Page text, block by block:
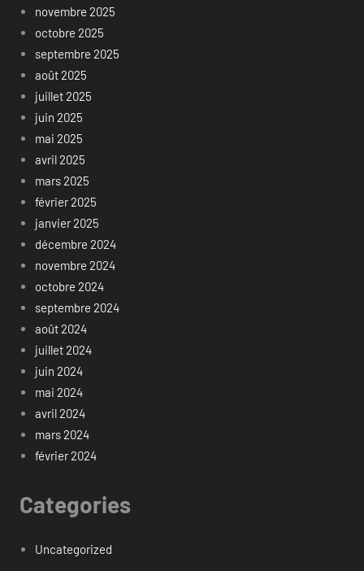
novembre 2025
octobre 2025
septembre 2025
août 2025
juillet 2025
juin 2025
mai 2025
avril 2025
mars 2025
février 2025
janvier 2025
décembre 2024
novembre 2024
octobre 2024
septembre 2024
août 2024
juillet 2024
juin 2024
mai 2024
avril 2024
mars 2024
février 2024
Categories
Uncategorized